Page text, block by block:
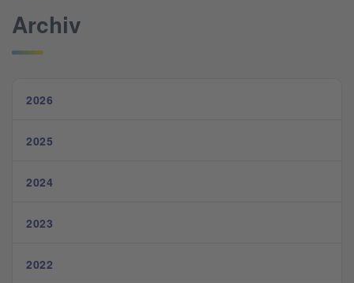
Archiv
2026
2025
2024
2023
2022